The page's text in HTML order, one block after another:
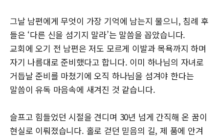
그날 남편에게 무엇이 가장 기억에 남는지 물으니, 침례 후
들은 ‘다른 신을 섬기지 말라’는 말씀을 꼽았습니다.
교회에 오기 전 남편은 저도 모르게 이발과 목욕까지 하며
자기 나름대로 준비했다고 합니다. 이미 하나님의 자녀로
거듭날 준비를 마쳤기에 오직 하나님을 섬겨야 한다는
말씀이 유독 마음속에 새겨진 것 같습니다.
슬프고 힘들었던 시절을 견디며 30년 넘게 간직해 온 꿈이
현실로 이뤄졌습니다. 홀로 걷던 믿음의 길, 제 품에 안겨